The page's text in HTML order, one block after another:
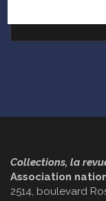
Collections, la
Association
2514, boulevard